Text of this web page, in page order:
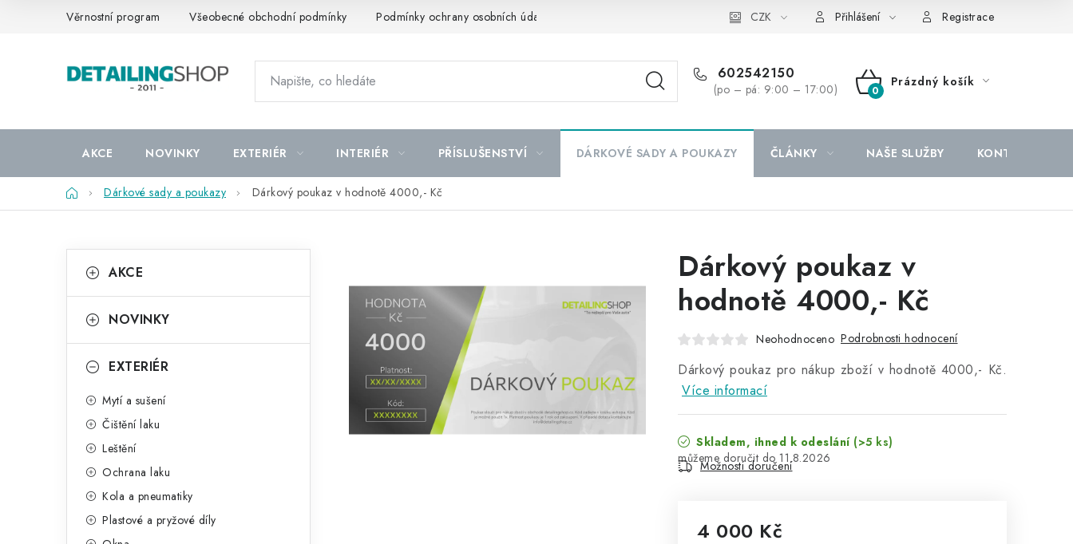
Věrnostní program Všeobecné obchodní podmínky Podmínky ochrany osobních údajů CZK Přihlášení Registrace
602542150
(po – pá: 9:00 – 17:00)
NÁKUPNÍ
Prázdný košík
AKCE NOVINKY EXTERIÉR INTERIÉR PŘÍSLUŠENSTVÍ DÁRKOVÉ SADY A POUKAZY ČLÁNKY NAŠE SLUŽBY KONTAKTY
DomůDárkové sady a poukazy Dárkový poukaz v hodnotě 4000,- Kč
o
t
kategorie
a
e
AKCE
NOVINKY
EXTERIÉR
Mytí a sušení
Čištění laku
Leštění
Ochrana laku
Kola a pneumatiky
Plastové a pryžové díly
Dárkový poukaz v
hodnotě 4000,- Kč
Neohodnoceno Podrobnosti hodnocení
Dárkový poukaz pro nákup zboží v hodnotě 4000,- Kč.
Více informací
Skladem, ihned k odeslání (>5 ks)
11.8.2026
Možnosti doručení
4 000 Kč